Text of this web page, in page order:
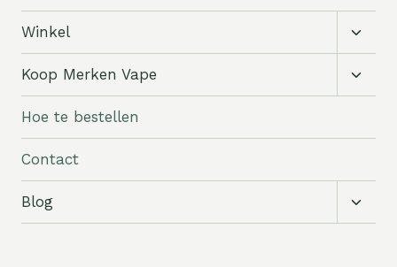
Winkel
Koop Merken Vape
Hoe te bestellen
Contact
Blog